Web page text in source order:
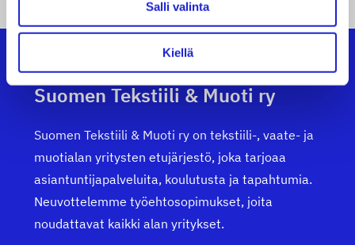
Salli valinta
Kiellä
Suomen Tekstiili & Muoti ry
Suomen Tekstiili & Muoti ry on tekstiili-, vaate- ja
muotialan yritysten etujärjestö, joka tarjoaa
asiantuntijapalveluita, koulutusta ja tapahtumia.
Neuvottelemme työehtosopimukset, joita
noudattavat kaikki alan yritykset.